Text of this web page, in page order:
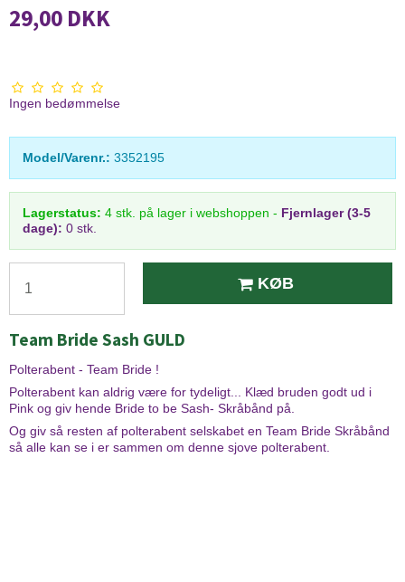
29,00 DKK
Ingen bedømmelse
Model/Varenr.: 3352195
Lagerstatus: 4 stk. på lager i webshoppen - Fjernlager (3-5
dage): 0 stk.
KØB
Team Bride Sash GULD
Polterabent - Team Bride !
Polterabent kan aldrig være for tydeligt... Klæd bruden godt ud i
Pink og giv hende Bride to be Sash- Skråbånd på.
Og giv så resten af polterabent selskabet en Team Bride Skråbånd
så alle kan se i er sammen om denne sjove polterabent.